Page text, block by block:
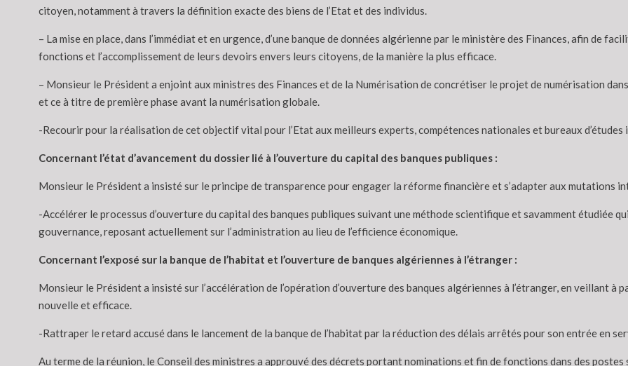
citoyen, notamment à travers la définition exacte des biens de l’Etat et des individus.
– La mise en place, dans l’immédiat et en urgence, d’une banque de données algérienne par le ministère des Finances, afin de
fonctions et l’accomplissement de leurs devoirs envers leurs citoyens, de la manière la plus efficace.
– Monsieur le Président a enjoint aux ministres des Finances et de la Numérisation de concrétiser le projet de numérisation
et ce à titre de première phase avant la numérisation globale.
-Recourir pour la réalisation de cet objectif vital pour l’Etat aux meilleurs experts, compétences nationales et bureaux
Concernant l’état d’avancement du dossier lié à l’ouverture du capital des banques publiques :
Monsieur le Président a insisté sur le principe de transparence pour engager la réforme financière et s’adapter aux mutations
-Accélérer le processus d’ouverture du capital des banques publiques suivant une méthode scientifique et savamment étudiée
gouvernance, reposant actuellement sur l’administration au lieu de l’efficience économique.
Concernant l’exposé sur la banque de l’habitat et l’ouverture de banques algériennes à l’étranger :
Monsieur le Président a insisté sur l’accélération de l’opération d’ouverture des banques algériennes à l’étranger, en veillant à
nouvelle et efficace.
-Rattraper le retard accusé dans le lancement de la banque de l’habitat par la réduction des délais arrêtés pour son entrée en
Au terme de la réunion, le Conseil des ministres a approuvé des décrets portant nominations et fin de fonctions dans des postes